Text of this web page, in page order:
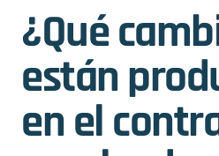
¿Qué
están
en el